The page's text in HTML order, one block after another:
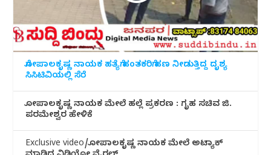
ಗೋಪಾಲಕೃಷ್ಣ ನಾಯಕ ಹತ್ಯೆಗೆ ಹಂತಕರಿಗೆ ಹಣ ನೀಡುತ್ತಿದ್ದ ದೃಶ್ಯ
ಸಿಸಿಟಿವಿಯಲ್ಲಿ ಸೆರೆ
ಗೋಪಾಲಕೃಷ್ಣ ನಾಯಕ ಮೇಲೆ ಹಲ್ಲೆ ಪ್ರಕರಣ : ಗೃಹ ಸಚಿವ ಜಿ.
ಪರಮೇಶ್ವರ ಹೇಳಿಕೆ
Exclusive video/ಗೋಪಾಲಕೃಷ್ಣ ನಾಯಕ ಮೇಲೆ ಅಟ್ಯಾಕ್